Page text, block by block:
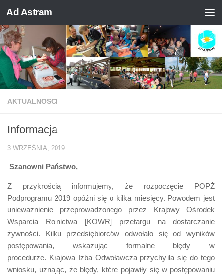
Skip to content
Ad Astram
AKTUALNOSCI
Informacja
3 WRZEŚNIA, 2019
Szanowni Państwo,
Z przykrością informujemy, że rozpoczęcie POPŻ
Podprogramu 2019 opóźni się o kilka miesięcy. Powodem jest
unieważnienie przeprowadzonego przez Krajowy Ośrodek
Wsparcia Rolnictwa [KOWR] przetargu na dostarczanie
żywności. Kilku przedsiębiorców odwołało się od wyników
postępowania, wskazując formalne błędy w
procedurze. Krajowa Izba Odwoławcza przychyliła się do tego
wniosku, uznając, że błędy, które pojawiły się w postępowaniu